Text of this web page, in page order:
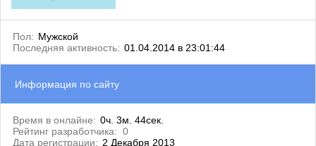
Пол: Мужской
Последняя активность: 01.04.2014 в 23:01:44
Информация по сайту
Время в онлайне: 0ч. 3м. 44сек.
Рейтинг разработчика: 0
Дата регистрации: 2 Декабря 2013